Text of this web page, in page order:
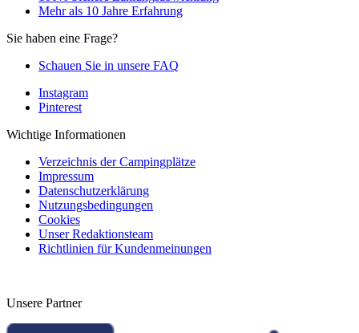
Mehr als 10 Jahre Erfahrung
Sie haben eine Frage?
Schauen Sie in unsere FAQ
Instagram
Pinterest
Wichtige Informationen
Verzeichnis der Campingplätze
Impressum
Datenschutzerklärung
Nutzungsbedingungen
Cookies
Unser Redaktionsteam
Richtlinien für Kundenmeinungen
Unsere Partner